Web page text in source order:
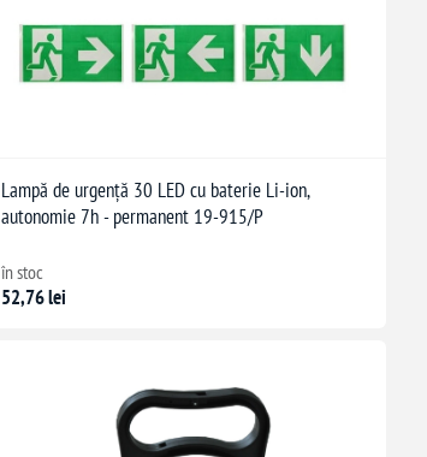
Lampă de urgență 30 LED cu baterie Li-ion,
autonomie 7h - permanent 19-915/P
în stoc
52,76 lei